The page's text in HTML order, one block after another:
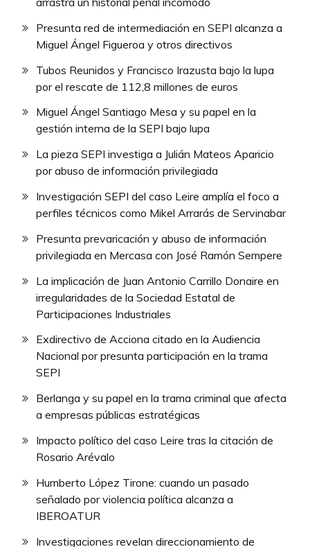
Presunta red de intermediación en SEPI alcanza a
Miguel Ángel Figueroa y otros directivos
Tubos Reunidos y Francisco Irazusta bajo la lupa
por el rescate de 112,8 millones de euros
Miguel Ángel Santiago Mesa y su papel en la
gestión interna de la SEPI bajo lupa
La pieza SEPI investiga a Julián Mateos Aparicio
por abuso de información privilegiada
Investigación SEPI del caso Leire amplía el foco a
perfiles técnicos como Mikel Arrarás de Servinabar
Presunta prevaricación y abuso de información
privilegiada en Mercasa con José Ramón Sempere
La implicación de Juan Antonio Carrillo Donaire en
irregularidades de la Sociedad Estatal de
Participaciones Industriales
Exdirectivo de Acciona citado en la Audiencia
Nacional por presunta participación en la trama
SEPI
Berlanga y su papel en la trama criminal que afecta
a empresas públicas estratégicas
Impacto político del caso Leire tras la citación de
Rosario Arévalo
Humberto López Tirone: cuando un pasado
señalado por violencia política alcanza a
IBEROATUR
Investigaciones revelan direccionamiento de